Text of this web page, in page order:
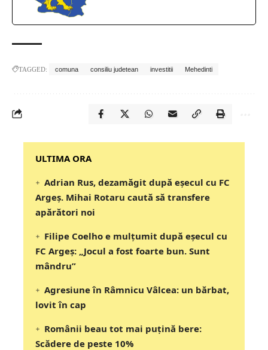
TAGGED: comuna consiliu judetean investitii Mehedinti
‎‎‎‎‎‎‎ULTIMA ORA
Adrian Rus, dezamăgit după eșecul cu FC
Argeș. Mihai Rotaru caută să transfere
apărători noi
Filipe Coelho e mulțumit după eșecul cu
FC Argeș: „Jocul a fost foarte bun. Sunt
mândru”
Agresiune în Râmnicu Vâlcea: un bărbat,
lovit în cap
Românii beau tot mai puțină bere:
Scădere de peste 10%